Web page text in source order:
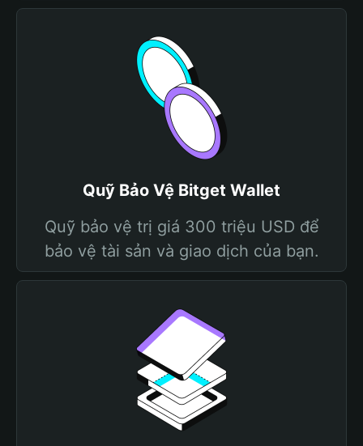
Quỹ Bảo Vệ Bitget Wallet
Quỹ bảo vệ trị giá 300 triệu USD để
bảo vệ tài sản và giao dịch của bạn.